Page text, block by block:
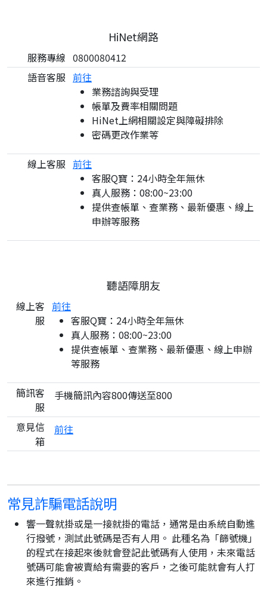
HiNet網路
服務專線 0800080412
語音客服 前往
業務諮詢與受理
帳單及費率相關問題
HiNet上網相關設定與障礙排除
密碼更改作業等
線上客服 前往
客服Q寶：24小時全年無休
真人服務：08:00~23:00
提供查帳單、查業務、最新優惠、線上
申辦等服務
聽語障朋友
線上客
服
前往
客服Q寶：24小時全年無休
真人服務：08:00~23:00
提供查帳單、查業務、最新優惠、線上申辦
等服務
簡訊客
服
手機簡訊內容800傳送至800
意見信
箱
前往
常見詐騙電話說明
響一聲就掛或是一接就掛的電話，通常是由系統自動進
行撥號，測試此號碼是否有人用。 此種名為「篩號機」
的程式在接起來後就會登記此號碼有人使用，未來電話
號碼可能會被賣給有需要的客戶，之後可能就會有人打
來進行推銷。